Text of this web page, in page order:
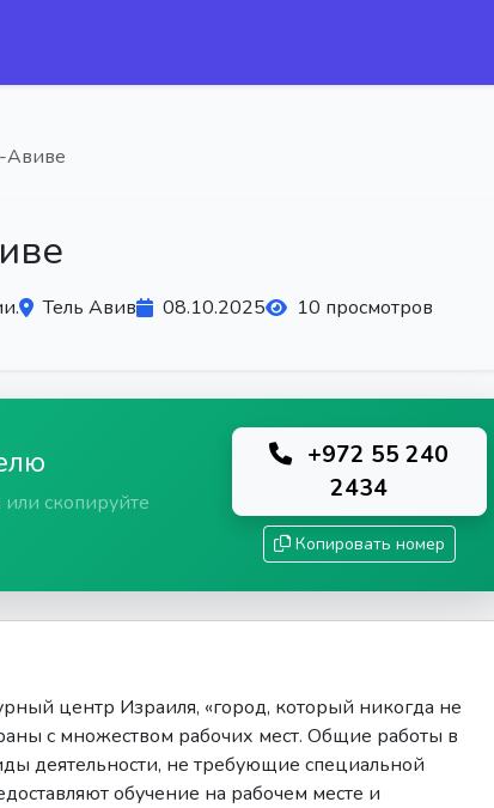
Авиве
Тель Авив 08.10.2025 10 просмотров
скопируйте
+972 55 240
2434
Копировать номер
центр Израиля, «город, который никогда не
с множеством рабочих мест. Общие работы в
деятельности, не требующие специальной
обучение на рабочем месте и